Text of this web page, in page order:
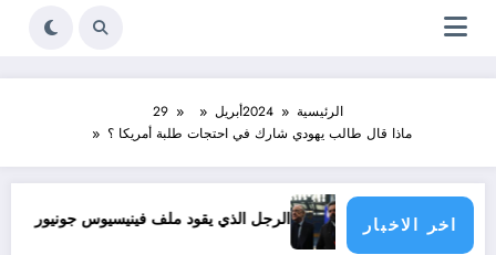
الرئيسية 2024أبريل
29
ماذا قال طالب يهودي شارك في احتجات طلبة أمريكا ؟
اخر الاخبار
الدول الأطراف الرجل الذي يقود ملف فينيسيوس جونيور